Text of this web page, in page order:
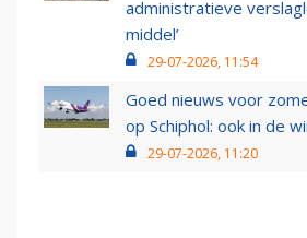
administratieve
middel’
29-07-2026, 11:54
Goed nieuws voor
op Schiphol: ook in de
29-07-2026, 11:20